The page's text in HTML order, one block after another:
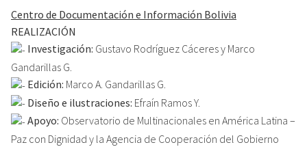
Centro de Documentación e Información Bolivia
REALIZACIÓN
Investigación: Gustavo Rodríguez Cáceres y Marco
Gandarillas G.
Edición: Marco A. Gandarillas G.
Diseño e ilustraciones: Efraín Ramos Y.
Apoyo: Observatorio de Multinacionales en América Latina –
Paz con Dignidad y la Agencia de Cooperación del Gobierno